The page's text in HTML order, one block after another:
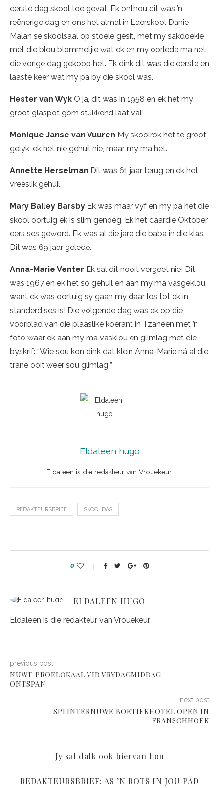
eerste dag skool toe gevat. Ek onthou dit was ’n
reënerige dag en ons het almal in Laerskool Danie
Malan se skoolsaal op stoele gesit, met my sakdoekie
met die blou blommetjie wat ek en my oorlede ma net
die vorige dag gekoop het. Ek dink dit was die eerste en
laaste keer wat my pa by die skool was.
Hester van Wyk O ja, dit was in 1958 en ek het my
groot glaspot gom stukkend laat val!
Monique Janse van Vuuren My skoolrok het te groot
gelyk; ek het nie gehuil nie, maar my ma het.
Annette Herselman Dit was 61 jaar terug en ek het
vreeslik gehuil.
Mary Bailey Barsby Ek was maar vyf en my pa het die
skool oortuig ek is slim genoeg. Ek het daardie Oktober
eers ses geword. Ek was al die jare die baba in die klas.
Dit was 69 jaar gelede.
Anna-Marie Venter Ek sal dit nooit vergeet nie! Dit
was 1967 en ek het so gehuil en aan my ma vasgeklou,
want ek was oortuig sy gaan my daar los tot ek in
standerd ses is! Die volgende dag was ek op die
voorblad van die plaaslike koerant in Tzaneen met ’n
foto waar ek aan my ma vasklou en glimlag met die
byskrif: “Wie sou kon dink dat klein Anna-Marie ná al die
trane ooit weer sou glimlag!”
Eldaleen hugo
Eldaleen is die redakteur van Vrouekeur.
REDAKTEURSBRIEF SKOOLDAG
0
ELDALEEN HUGO
Eldaleen is die redakteur van Vrouekeur.
previous post
NUWE PROELOKAAL VIR VRYDAGMIDDAG
ONTSPAN
next post
SPLINTERNUWE BOETIEKHOTEL OPEN IN
FRANSCHHOEK
Jy sal dalk ook hiervan hou
REDAKTEURSBRIEF: AS ’N ROTS IN JOU PAD